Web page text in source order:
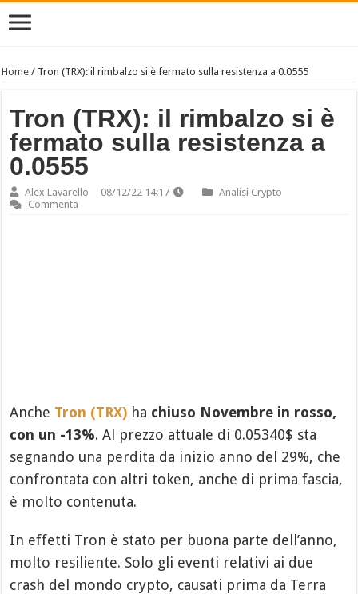
Home / Tron (TRX): il rimbalzo si è fermato sulla resistenza a 0.0555
Tron (TRX): il rimbalzo si è
fermato sulla resistenza a
0.0555
Alex Lavarello 08/12/22 14:17
Analisi Crypto
Commenta
Anche Tron (TRX) ha chiuso Novembre in rosso,
con un -13%. Al prezzo attuale di 0.05340$ sta
segnando una perdita da inizio anno del 29%, che
confrontata con altri token, anche di prima fascia,
è molto contenuta.
In effetti Tron è stato per buona parte dell’anno,
molto resiliente. Solo gli eventi relativi ai due
crash del mondo crypto, causati prima da Terra